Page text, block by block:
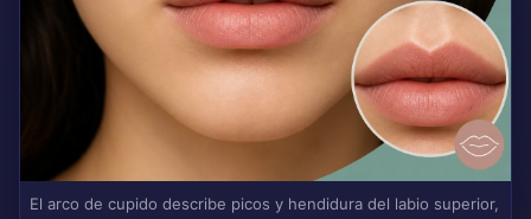
El arco de cupido describe picos y hendidura del labio superior,